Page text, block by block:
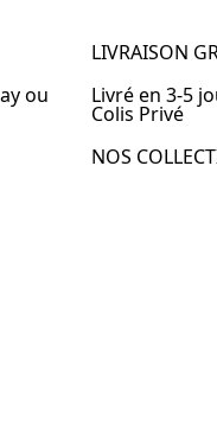
ou
LIVRAISON
Livré en 3-5
Colis Privé
NOS